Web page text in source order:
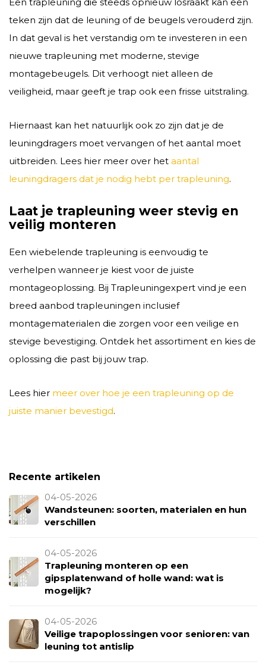
teken zijn dat de leuning of de beugels verouderd zijn.
In dat geval is het verstandig om te investeren in een
nieuwe trapleuning met moderne, stevige
montagebeugels. Dit verhoogt niet alleen de
veiligheid, maar geeft je trap ook een frisse uitstraling.
Hiernaast kan het natuurlijk ook zo zijn dat je de
leuningdragers moet vervangen of het aantal moet
uitbreiden. Lees hier meer over het aantal
leuningdragers dat je nodig hebt per trapleuning.
Laat je trapleuning weer stevig en
veilig monteren
Een wiebelende trapleuning is eenvoudig te
verhelpen wanneer je kiest voor de juiste
montageoplossing. Bij Trapleuningexpert vind je een
breed aanbod trapleuningen inclusief
montagematerialen die zorgen voor een veilige en
stevige bevestiging. Ontdek het assortiment en kies de
oplossing die past bij jouw trap.
Lees hier meer over hoe je een trapleuning op de
juiste manier bevestigd.
Recente artikelen
04-05-2026
Wandsteunen: soorten, materialen en hun
verschillen
04-05-2026
Trapleuning monteren op een
gipsplatenwand of holle wand: wat is
mogelijk?
04-05-2026
Veilige trapoplossingen voor senioren: van
leuning tot antislip